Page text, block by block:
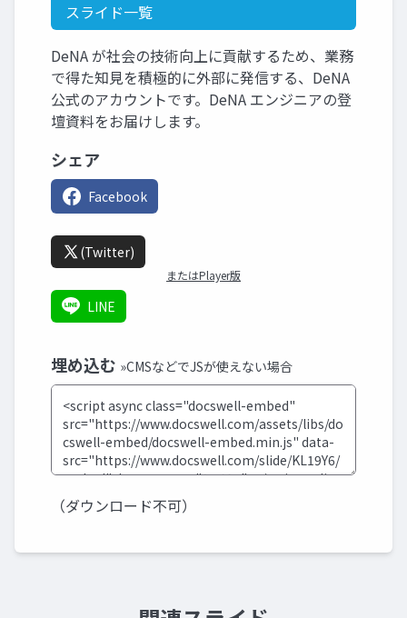
スライド一覧
DeNA が社会の技術向上に貢献するため、業務
で得た知見を積極的に外部に発信する、DeNA
公式のアカウントです。DeNA エンジニアの登
壇資料をお届けします。
シェア
Facebook
(Twitter)
またはPlayer版
LINE
埋め込む »CMSなどでJSが使えない場合
（ダウンロード不可）